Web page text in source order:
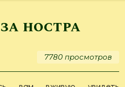
ностра
7780 просмотров